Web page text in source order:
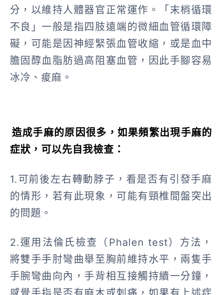
分，以維持人體器官正常運作。「末梢循環
不良」一般是指四肢遠端的微細血管循環障
礙，可能是因神經緊張血管收縮，或是血中
膽固醇血脂肪過高阻塞血管，因此手腳容易
冰冷、痠麻。
造成手麻的原因很多，如果頻繁出現手麻的
症狀，可以先自我檢查：
1.可前後左右轉動脖子，看是否有引發手麻
的情形，若有此現象，可能有頸椎間盤突出
的問題。
2.運用法倫氏檢查（Phalen test）方法，
將雙手手肘彎曲舉至胸前維持水平，兩隻手
手腕彎曲向內，手背相互接觸持續一分鐘，